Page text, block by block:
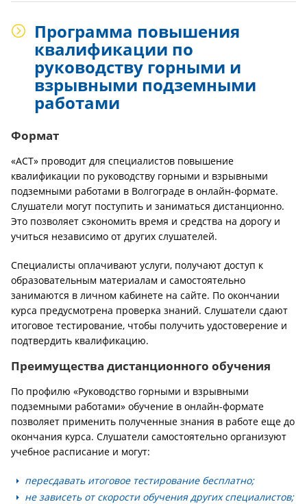
Программа повышения
квалификации по
руководству горными и
взрывными подземными
работами
Формат
«АСТ» проводит для специалистов повышение
квалификации по руководству горными и взрывными
подземными работами в Волгограде в онлайн-формате.
Слушатели могут поступить и заниматься дистанционно.
Это позволяет сэкономить время и средства на дорогу и
учиться независимо от других слушателей.
Специалисты оплачивают услуги, получают доступ к
образовательным материалам и самостоятельно
занимаются в личном кабинете на сайте. По окончании
курса предусмотрена проверка знаний. Слушатели сдают
итоговое тестирование, чтобы получить удостоверение и
подтвердить квалификацию.
Преимущества дистанционного обучения
По профилю «Руководство горными и взрывными
подземными работами» обучение в онлайн-формате
позволяет применить полученные знания в работе еще до
окончания курса. Слушатели самостоятельно организуют
учебное расписание и могут:
пересдавать итоговое тестирование бесплатно;
не зависеть от скорости обучения других специалистов;